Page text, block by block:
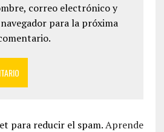
correo electrónico y
para la próxima
para reducir el spam.Aprende